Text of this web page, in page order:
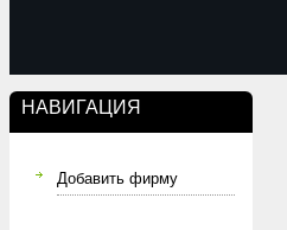
НАВИГАЦИЯ
Добавить фирму